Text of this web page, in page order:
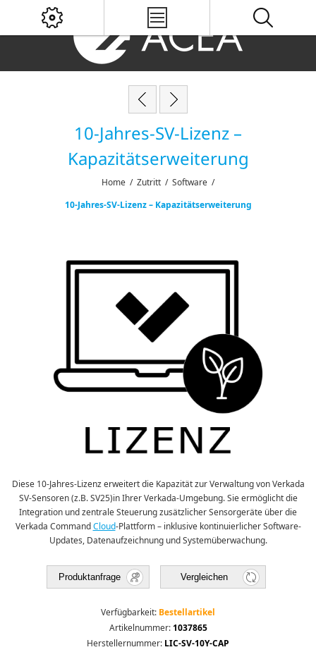
10-Jahres-SV-Lizenz –
Kapazitätserweiterung
Home / Zutritt / Software /
10-Jahres-SV-Lizenz – Kapazitätserweiterung
Diese 10-Jahres-Lizenz erweitert die Kapazität zur Verwaltung von Verkada
SV-Sensoren (z.B. SV25)in Ihrer Verkada-Umgebung. Sie ermöglicht die
Integration und zentrale Steuerung zusätzlicher Sensorgeräte über die
Verkada CommandCloud-Plattform – inklusive kontinuierlicher Software-
Updates, Datenaufzeichnung und Systemüberwachung.
Produktanfrage Vergleichen
Verfügbarkeit: Bestellartikel
Artikelnummer: 1037865
Herstellernummer: LIC-SV-10Y-CAP